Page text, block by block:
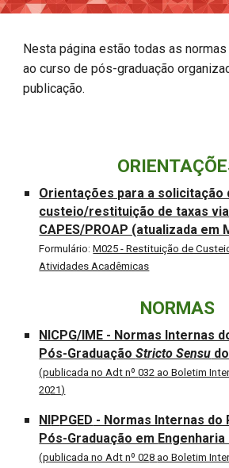
Nesta página estão todas as
ao curso de pós-graduação
publicação.
Orientações para a solicitação
custeio/restituição de taxas
CAPES/PROAP (atualizada em
Formulário:M025 - Restituição de
Atividades Acadêmicas
NORMAS
NICPG/IME - Normas Internas
Pós-GraduaçãoStricto Sensu
(publicada no Adt nº032 ao Boletim
2021)
NIPPGED - Normas Internas do
Pós-Graduação em
(publicada no Adt nº 028ao Boletim